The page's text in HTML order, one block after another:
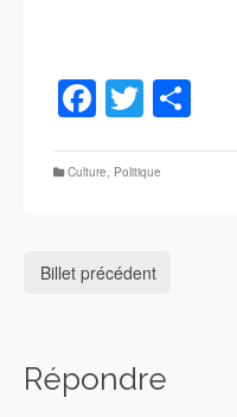
Facebook
Twitter
Culture, Politique
Billet précédent
Répondre